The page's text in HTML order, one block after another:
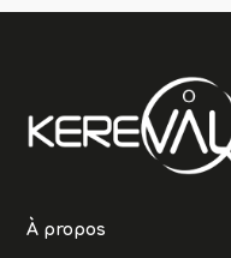
À propos